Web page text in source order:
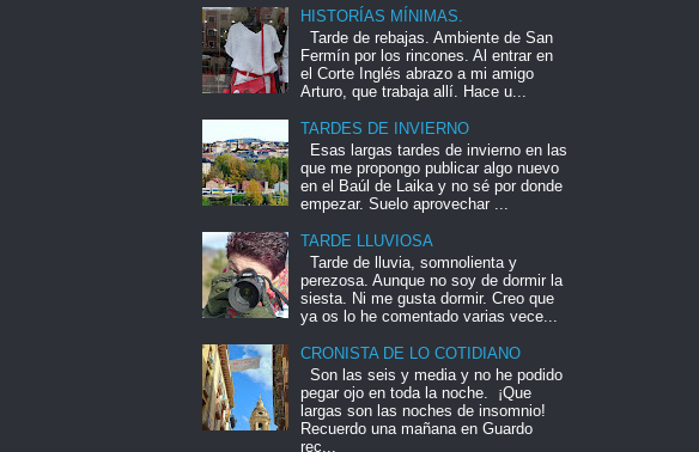
HISTORÍAS MÍNIMAS.
Tarde de rebajas. Ambiente de San
Fermín por los rincones. Al entrar en
el Corte Inglés abrazo a mi amigo
Arturo, que trabaja allí. Hace u...
TARDES DE INVIERNO
Esas largas tardes de invierno en las
que me propongo publicar algo nuevo
en el Baúl de Laika y no sé por donde
empezar. Suelo aprovechar ...
TARDE LLUVIOSA
Tarde de lluvia, somnolienta y
perezosa. Aunque no soy de dormir la
siesta. Ni me gusta dormir. Creo que
ya os lo he comentado varias vece...
CRONISTA DE LO COTIDIANO
Son las seis y media y no he podido
pegar ojo en toda la noche. ¡Que
largas son las noches de insomnio!
Recuerdo una mañana en Guardo
rec...